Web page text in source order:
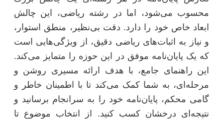
محسوب می‌شود، اما در رشته ریاضی، این چالش
ابعاد خاص خود را دارد. دقت بی‌نظیر، منطق استوار،
و نیاز به اثبات‌های ریاضی دقیق، از ویژگی‌هایی است
که یک پایان‌نامه موفق در این حوزه را متمایز می‌کند.
این راهنمای جامع، با هدف ارائه مسیری روشن و
مرحله‌ای، به شما کمک می‌کند تا با اطمینان خاطر و
گامی محکم، پایان‌نامه خود را به سرانجام برسانید و
نتیجه‌ای درخشان کسب کنید. از انتخاب موضوع تا